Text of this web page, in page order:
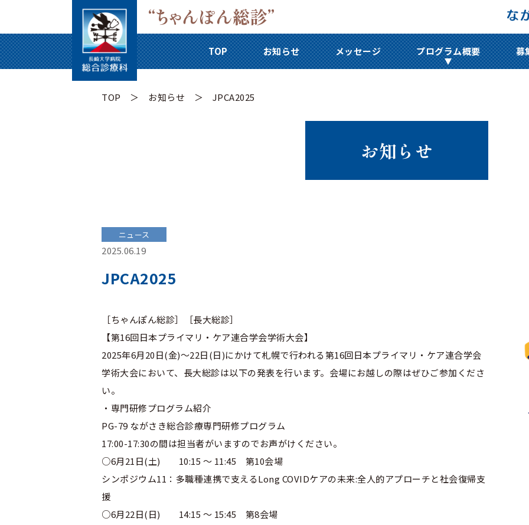
TOP お知らせ メッセージ プログラム概要 募
TOP お知らせ JPCA2025
お知らせ
ニュース
2025.06.19
JPCA2025
［ちゃんぽん総診］［長大総診］
【第16回日本プライマリ・ケア連合学会学術大会】
2025年6月20日(金)～22日(日)にかけて札幌で行われる第16回日本プライマリ・ケア連合学会
学術大会において、長大総診は以下の発表を行います。会場にお越しの際はぜひご参加くださ
い。
・専門研修プログラム紹介
PG-79 ながさき総合診療専門研修プログラム
17:00-17:30の間は担当者がいますのでお声がけください。
○6月21日(土) 10:15 ～ 11:45 第10会場
シンポジウム11：多職種連携で支えるLong COVIDケアの未来:全人的アプローチと社会復帰支
援
○6月22日(日) 14:15 ～ 15:45 第8会場